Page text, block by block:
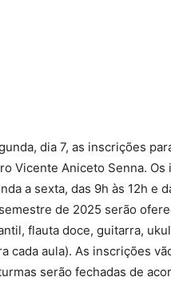
dia 7, as inscrições
Vicente Aniceto Senna.
a sexta, das 9h às 12h e
de 2025 serão
flauta doce, guitarra,
cada aula). As inscrições
serão fechadas de